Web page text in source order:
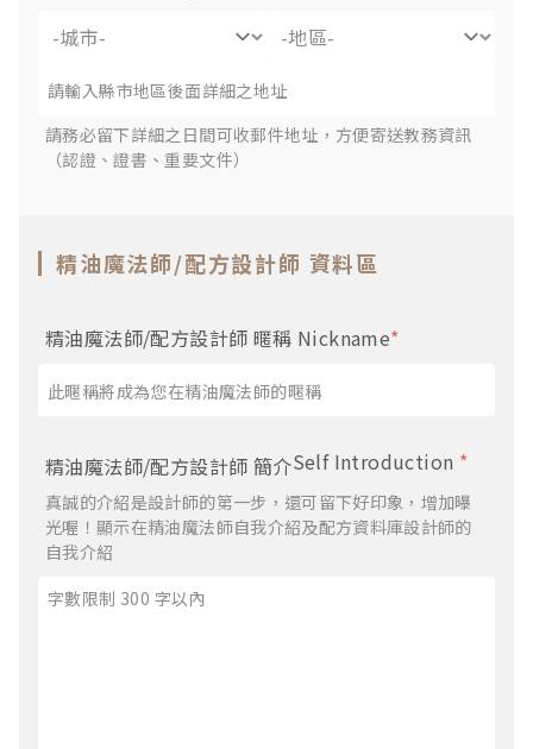
請務必留下詳細之日間可收郵件地址，方便寄送教務資訊
（認證、證書、重要文件）
精油魔法師/配方設計師 資料區
精油魔法師/配方設計師 暱稱 Nickname*
精油魔法師/配方設計師 簡介Self Introduction *
真誠的介紹是設計師的第一步，還可留下好印象，增加曝
光喔！顯示在精油魔法師自我介紹及配方資料庫設計師的
自我介紹